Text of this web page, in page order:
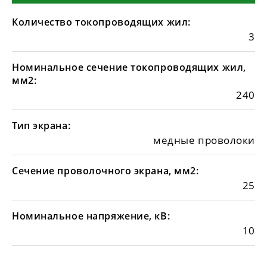
Количество токопроводящих жил:
3
Номинальное сечение токопроводящих жил,
мм2:
240
Тип экрана:
медные проволоки
Сечение проволочного экрана, мм2:
25
Номинальное напряжение, кВ:
10